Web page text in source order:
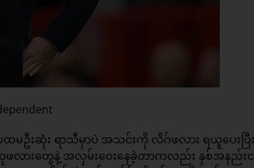
းဆုံး ရာသီမှာပဲ အသင်းကို လိဂ်ဖလား ရယူပေးပြီ
ဖလားတွေနဲ့ အလှမ်းဝေးနေခဲ့တာကလည်း နှစ်အနည်း